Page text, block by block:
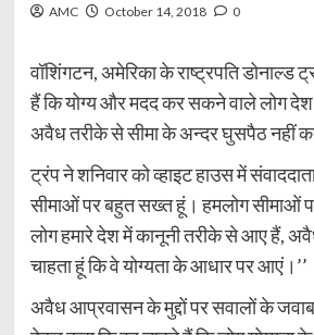
AMC October 14, 2018 0
वॉशिंगटन, अमेरिका के राष्ट्रपति डोनाल्ड
हैं कि योग्य और मदद कर सकने वाले लोग
अवैध तरीके से सीमा के अन्दर घुसपैठ नहीं
ट्रंप ने शनिवार को व्हाइट हाउस में
सीमाओं पर बहुत सख्त हूं। हमलोग सीमाओं
लोग हमारे देश में कानूनी तरीके से आए हैं,
चाहता हूं कि वे योग्यता के आधार पर आएं।’’
अवैध आप्रवासन के मुद्दों पर सवालों के जवाब